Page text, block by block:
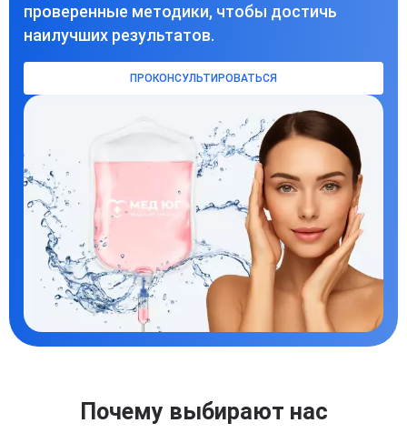
проверенные методики, чтобы достичь
наилучших результатов.
ПРОКОНСУЛЬТИРОВАТЬСЯ
Почему выбирают нас